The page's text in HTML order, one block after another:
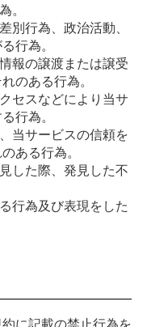
。
別行為、政治活動、
行為。
報の譲渡または譲受
のある行為。
セスなどにより当サ
行為。
当サービスの信頼を
ある行為。
した際、発見した不
行為及び表現をした
に記載の禁止行為を